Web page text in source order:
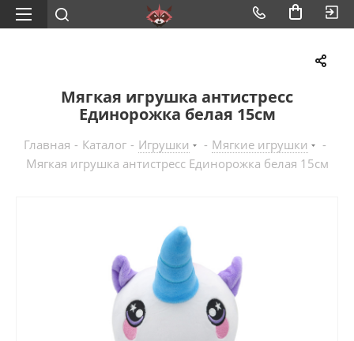
Мягкая игрушка антистресс
Единорожка белая 15см
Главная - Каталог - Игрушки - Мягкие игрушки
-
Мягкая игрушка антистресс Единорожка белая 15см